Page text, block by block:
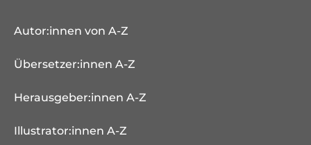
Autor:innen von A-Z
Übersetzer:innen A-Z
Herausgeber:innen A-Z
Illustrator:innen A-Z